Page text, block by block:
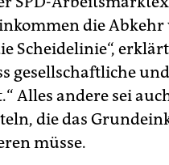
die Abkehr
Scheidelinie“,
gesellschaftliche
Alles andere sei
die das
müsse.